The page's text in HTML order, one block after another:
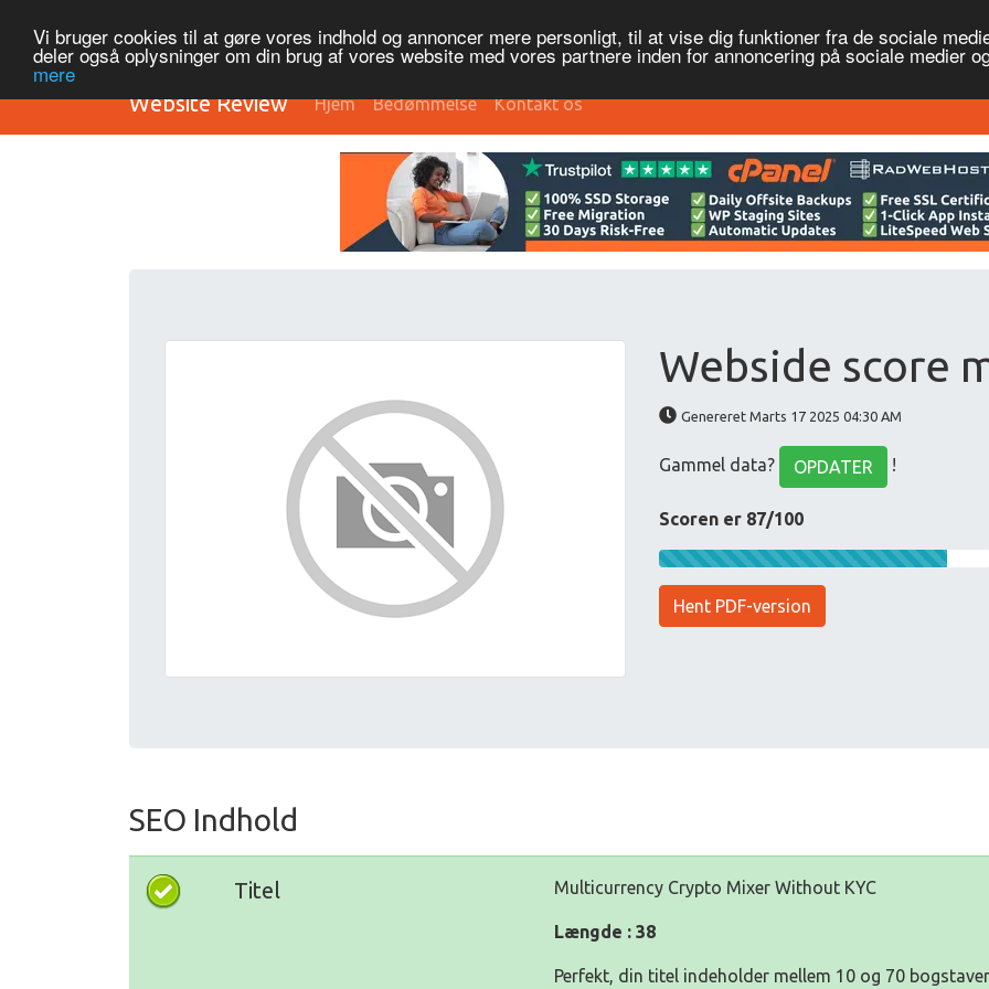
Vi bruger cookies til at gøre vores indhold og annoncer mere personligt, til at vise dig funktioner fra de sociale
deler også oplysninger om din brug af vores website med vores partnere inden for annoncering på sociale medier
mere
Website Review Hjem Bedømmelse Kontakt os
Webside score
Genereret Marts 17 2025 04:30 AM
Gammel data? OPDATER !
Scoren er 87/100
Hent PDF-version
SEO Indhold
Titel Multicurrency Crypto Mixer Without KYC
Længde : 38
Perfekt, din titel indeholder mellem 10 og 70